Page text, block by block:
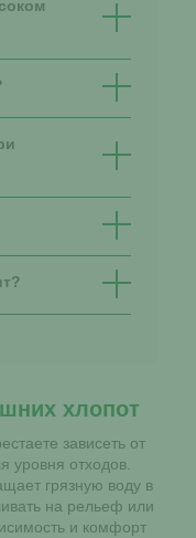
хлопот
зависеть от
уровня отходов.
грязную воду в
на рельеф или
и комфорт